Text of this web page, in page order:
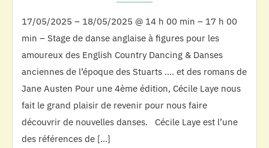
17/05/2025 – 18/05/2025 @ 14 h 00 min – 17 h 00
min – Stage de danse anglaise à figures pour les
amoureux des English Country Dancing & Danses
anciennes de l’époque des Stuarts …. et des romans de
Jane Austen Pour une 4ème édition, Cécile Laye nous
fait le grand plaisir de revenir pour nous faire
découvrir de nouvelles danses. Cécile Laye est l’une
des références de […]